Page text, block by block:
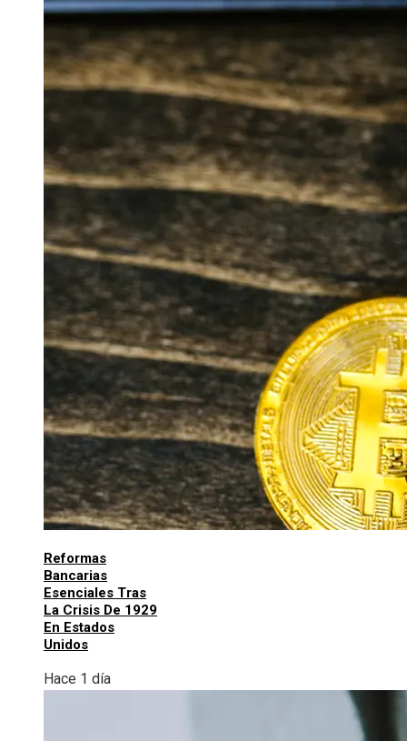
Reformas
Bancarias
Esenciales Tras
La Crisis De 1929
En Estados
Unidos
Hace 1 día